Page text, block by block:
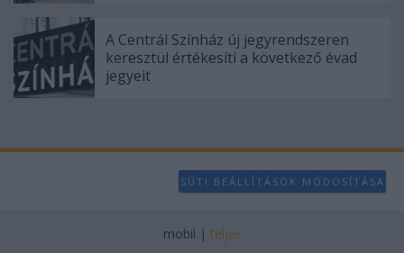
A Centrál Színház új jegyrendszeren
keresztül értékesíti a következő évad
jegyeit
SÜTI BEÁLLÍTÁSOK MÓDOSÍTÁSA
mobil | teljes